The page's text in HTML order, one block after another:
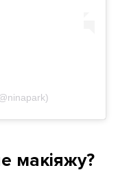
макіяжу?